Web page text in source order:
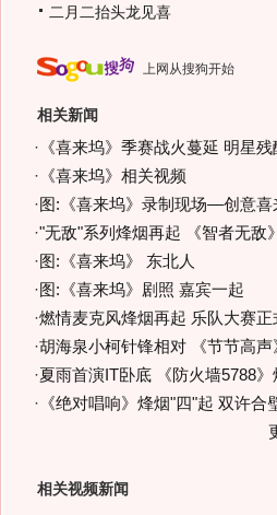
二月二抬头龙见喜
上网从搜狗开始
相关新闻
· 《喜来坞》季赛战火蔓延 明星
· 《喜来坞》相关视频
· 图:《喜来坞》录制现场—创意喜
·"无敌"系列烽烟再起 《智者无敌
· 图:《喜来坞》 东北人
· 图:《喜来坞》剧照 嘉宾一起
·燃情麦克风烽烟再起 乐队大赛正
·胡海泉小柯针锋相对 《节节高
·夏雨首演IT卧底 《防火墙5788
· 《绝对唱响》烽烟"四"起 双许合
相关视频新闻